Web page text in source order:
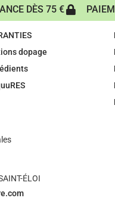
DÈS 75 €
dopage
ÉLOI